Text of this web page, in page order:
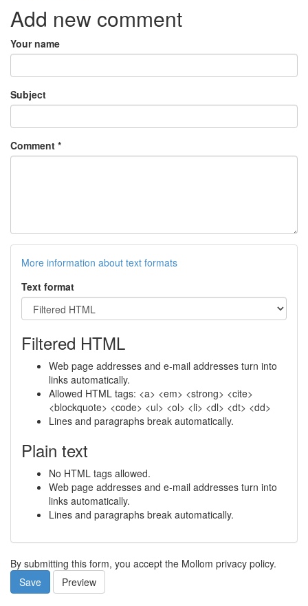
Add new comment
Your name
Subject
Comment *
More information about text formats
Text format
Filtered HTML
Web page addresses and e-mail addresses turn into
links automatically.
Allowed HTML tags: <a> <em> <strong> <cite>
<blockquote> <code> <ul> <ol> <li> <dl> <dt> <dd>
Lines and paragraphs break automatically.
Plain text
No HTML tags allowed.
Web page addresses and e-mail addresses turn into
links automatically.
Lines and paragraphs break automatically.
By submitting this form, you accept the Mollom privacy policy.
Save
Preview